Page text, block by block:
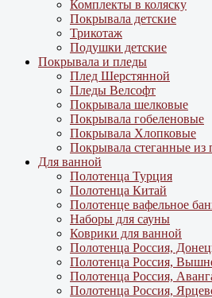
Комплекты в коляску
Покрывала детские
Трикотаж
Подушки детские
Покрывала и пледы
Плед Шерстянной
Пледы Велсофт
Покрывала шелковые
Покрывала гобеленовые
Покрывала Хлопковые
Покрывала стеганные из
Для ванной
Полотенца Турция
Полотенца Китай
Полотенце вафельное
Наборы для сауны
Коврики для ванной
Полотенца Россия,
Полотенца Россия,
Полотенца Россия,
Полотенца Россия,